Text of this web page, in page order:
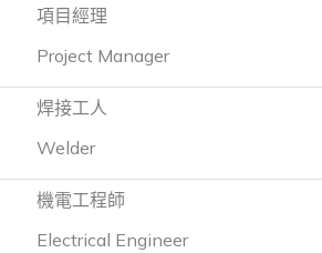
項目經理
Project Manager
焊接工人
Welder
機電工程師
Electrical Engineer